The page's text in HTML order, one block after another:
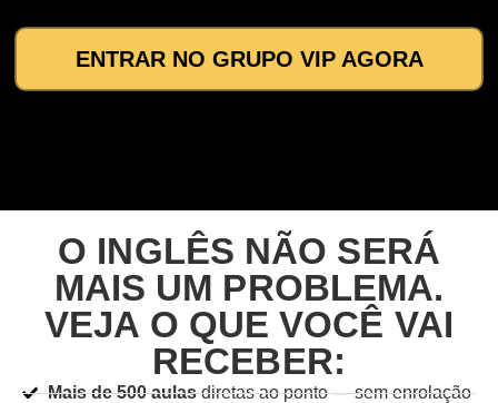
ENTRAR NO GRUPO VIP AGORA
O INGLÊS NÃO SERÁ
MAIS UM PROBLEMA.
VEJA O QUE VOCÊ VAI
RECEBER:
Mais de 500 aulasdiretas ao ponto — sem enrolação